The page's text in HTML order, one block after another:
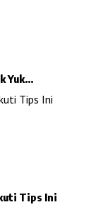
Yuk…
Tips Ini